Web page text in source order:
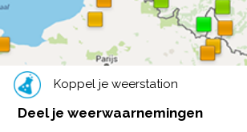
Koppel je weerstation
Deel je weerwaarnemingen